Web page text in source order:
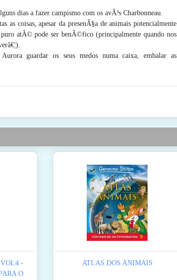
dias a fazer campismo com os avÃ³s Charbonneau.
as coisas, apesar da presenÃ§a de animais potencialmente
atÃ© pode ser benÃ©fico (principalmente quando nos
guardar os seus medos numa caixa, embalar as
-
O
ATLAS DOS ANIMAIS